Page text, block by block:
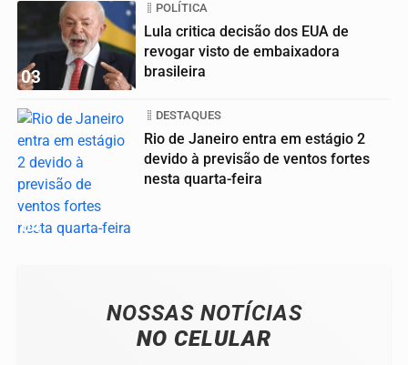
03
POLÍTICA
Lula critica decisão dos EUA de
revogar visto de embaixadora
brasileira
04
DESTAQUES
Rio de Janeiro entra em estágio 2
devido à previsão de ventos fortes
nesta quarta-feira
NOSSAS NOTÍCIAS
NO CELULAR